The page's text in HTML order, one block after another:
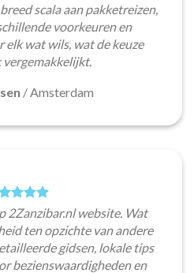
scala aan pakketreizen,
voorkeuren en
elk wat wils, wat de keuze
vergemakkelijkt.
/ Amsterdam
2Zanzibar.nl website. Wat
ten opzichte van andere
gidsen, lokale tips
bezienswaardigheden en